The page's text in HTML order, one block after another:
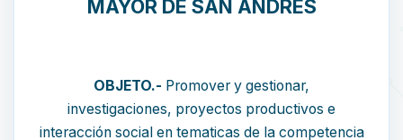
MAYOR DE SAN ANDRES
OBJETO.- Promover y gestionar,
investigaciones, proyectos productivos e
interacción social en tematicas de la competencia